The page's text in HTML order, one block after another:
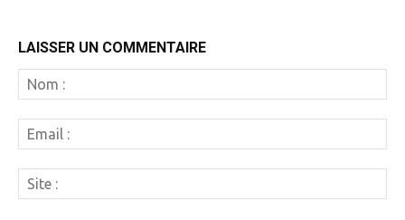
LAISSER UN COMMENTAIRE
:
:
: